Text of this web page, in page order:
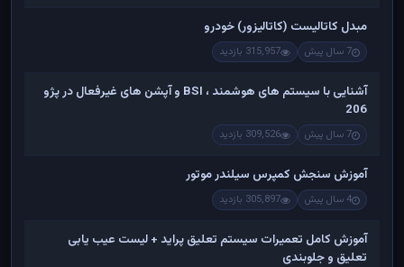
مبدل کاتالیست (کاتالیزور) خودرو
7 سال پیش 315,957 بازدید
آشنایی با سیستم های هوشمند ، BSI و آپشن های غیرفعال در پژو
206
7 سال پیش 309,526 بازدید
آموزش سنجش کمپرس سیلندر موتور
4 سال پیش 305,897 بازدید
آموزش کامل تعمیرات سیستم تعلیق پراید + لیست عیب یابی
تعلیق و جلوبندی